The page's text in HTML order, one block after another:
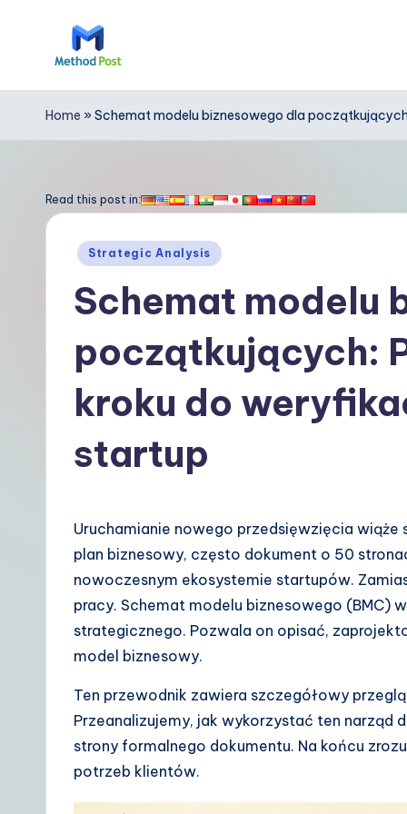
M
e
h
Home » Schemat modelu biznesowego dla
Read this post in:
Posted
Strategic Analysis
Schemat modelu
początkujących:
kroku do
startup
Uruchamianie nowego przedsięwzięcia wiąże
plan biznesowy, często dokument o 50
nowoczesnym ekosystemie startupów.
pracy. Schemat modelu biznesowego (BMC)
strategicznego. Pozwala on opisać,
model biznesowy.
Ten przewodnik zawiera szczegółowy
Przeanalizujemy, jak wykorzystać ten narząd
strony formalnego dokumentu. Na końcu
potrzeb klientów.